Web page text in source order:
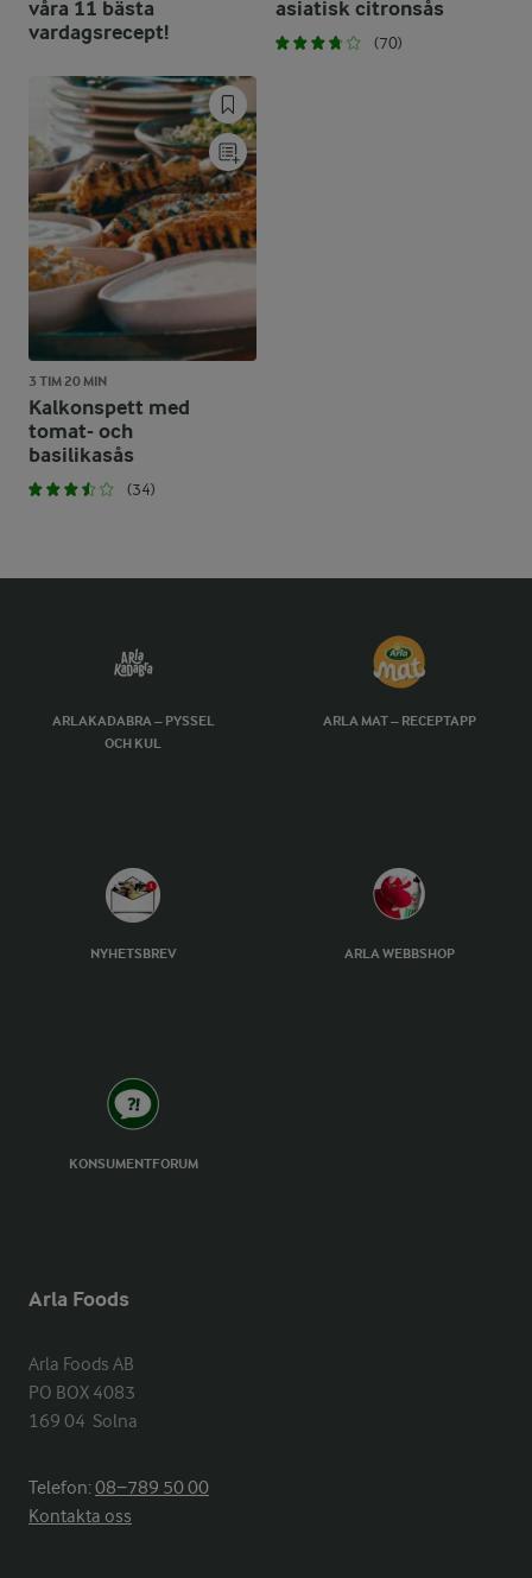
våra 11 bästa
vardagsrecept!
asiatisk citronsås
(70)
3 TIM 20 MIN
Kalkonspett med
tomat- och
basilikasås
(34)
ARLAKADABRA – PYSSEL
OCH KUL
ARLA MAT – RECEPTAPP
NYHETSBREV ARLA WEBBSHOP
KONSUMENTFORUM
Arla Foods
Arla Foods AB
PO BOX 4083
169 04  Solna
Telefon:08−789 50 00
Kontakta oss